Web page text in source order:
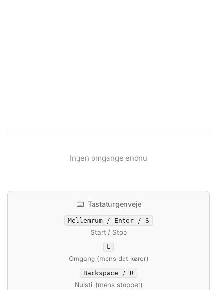
Ingen omgange endnu
keyboard Tastaturgenveje
Mellemrum / Enter / S
Start / Stop
L
Omgang (mens det kører)
Backspace / R
Nulstil (mens stoppet)